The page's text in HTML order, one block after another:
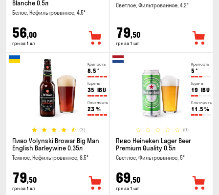
Blanche 0.5л
Белое, Нефильтрованное, 4.5°
56,00
грн за 1 шт
Светлое, Фильтрованное, 4.2°
79,50
грн за 1 шт
Крепость
8.5 °
Горечь
35 IBU
Плотность
23 %
(3)
Пиво Volynski Browar Big Man
English Barleywine 0.35л
Темное, Нефильтрованное, 8.5°
79,50
грн за 1 шт
Крепость
5 °
Горечь
19 IBU
Плотность
11.5 %
(0)
Пиво Heineken Lager Beer
Premium Quality 0.5л
Светлое, Фильтрованное, 5°
69,50
грн за 1 шт